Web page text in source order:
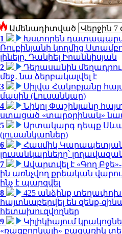
Ամենադիտված
1
Խստորեն
Ռուբինյանի կողմից
լինելը. Դանիել Իոաննիսյան
2
Դերասանին
մեջ․ նա ձերբակալվել է
3
Սիլվա Հակոբյանը
մասին (Լուսանկար)
4
Նիկոլ Փաշինյանը
ստացած «տարօրինակ»
5
Արտակարգ դեպք
(լուսանկարներ)
6
Հասմիկ
լուսանկարները՝
7
Ավարտվել է «Գող Բջե»-
ին առնչվող քրեական
ինչ է պարզվել
8
425 անձինք
հայտնաբերվել են զենք-
հետախուզվողներ
9
Կիլիկիայում
«ռազբորկայի» բացառիկ